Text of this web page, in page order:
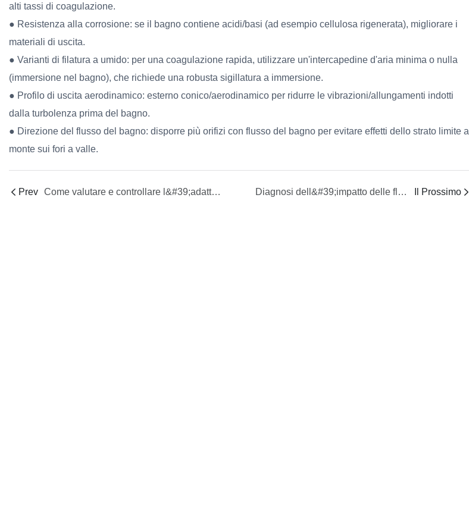
alti tassi di coagulazione.
● Resistenza alla corrosione: se il bagno contiene acidi/basi (ad esempio cellulosa rigenerata), migliorare i
materiali di uscita.
● Varianti di filatura a umido: per una coagulazione rapida, utilizzare un'intercapedine d'aria minima o nulla
(immersione nel bagno), che richiede una robusta sigillatura a immersione.
● Profilo di uscita aerodinamico: esterno conico/aerodinamico per ridurre le vibrazioni/allungamenti indotti
dalla turbolenza prima del bagno.
● Direzione del flusso del bagno: disporre più orifizi con flusso del bagno per evitare effetti dello strato limite a
monte sui fori a valle.
Prev Come valutare e controllare l&#39;adattamento della resistenza al flusso tra i canali interni ed esterni Diagnosi dell&#39;impatto delle fluttuazioni della composizione del fluido del foro Il Prossimo